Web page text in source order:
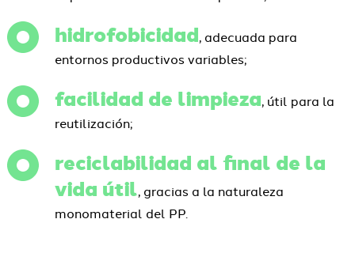
hidrofobicidad, adecuada para
entornos productivos variables;
facilidad de limpieza, útil para la
reutilización;
reciclabilidad al final de la
vida útil, gracias a la naturaleza
monomaterial del PP.